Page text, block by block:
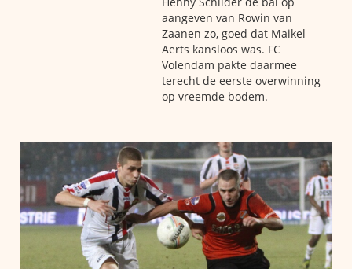
aangeven van Rowin van
Zaanen zo, goed dat Maikel
Aerts kansloos was. FC
Volendam pakte daarmee
terecht de eerste overwinning
op vreemde bodem.